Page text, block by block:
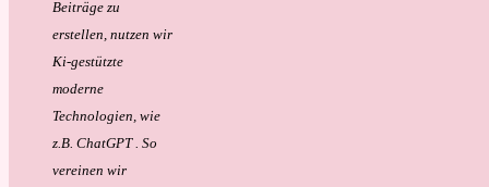
Beiträge zu
erstellen, nutzen wir
Ki-gestützte
moderne
Technologien, wie
z.B. ChatGPT . So
vereinen wir